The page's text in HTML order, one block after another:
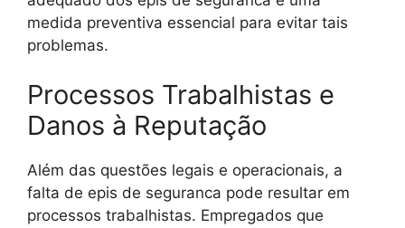
medida preventiva essencial para evitar tais
problemas.
Processos Trabalhistas e
Danos à Reputação
Além das questões legais e operacionais, a
falta de epis de seguranca pode resultar em
processos trabalhistas. Empregados que